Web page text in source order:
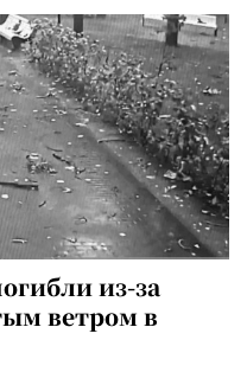
из-за
ветром в